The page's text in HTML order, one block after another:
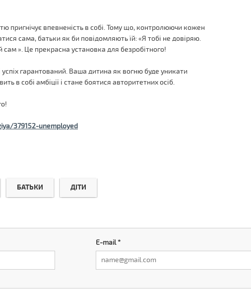
пригнічує впевненість в собі. Тому що, контролюючи кожен
сама, батьки як би повідомляють їй: «Я тобі не довіряю.
». Це прекрасна установка для безробітного!
гарантований. Ваша дитина як вогню буде уникати
в собі амбіції і стане боятися авторитетних осіб.
379152-unemployed
БАТЬКИ ДІТИ
E-mail*